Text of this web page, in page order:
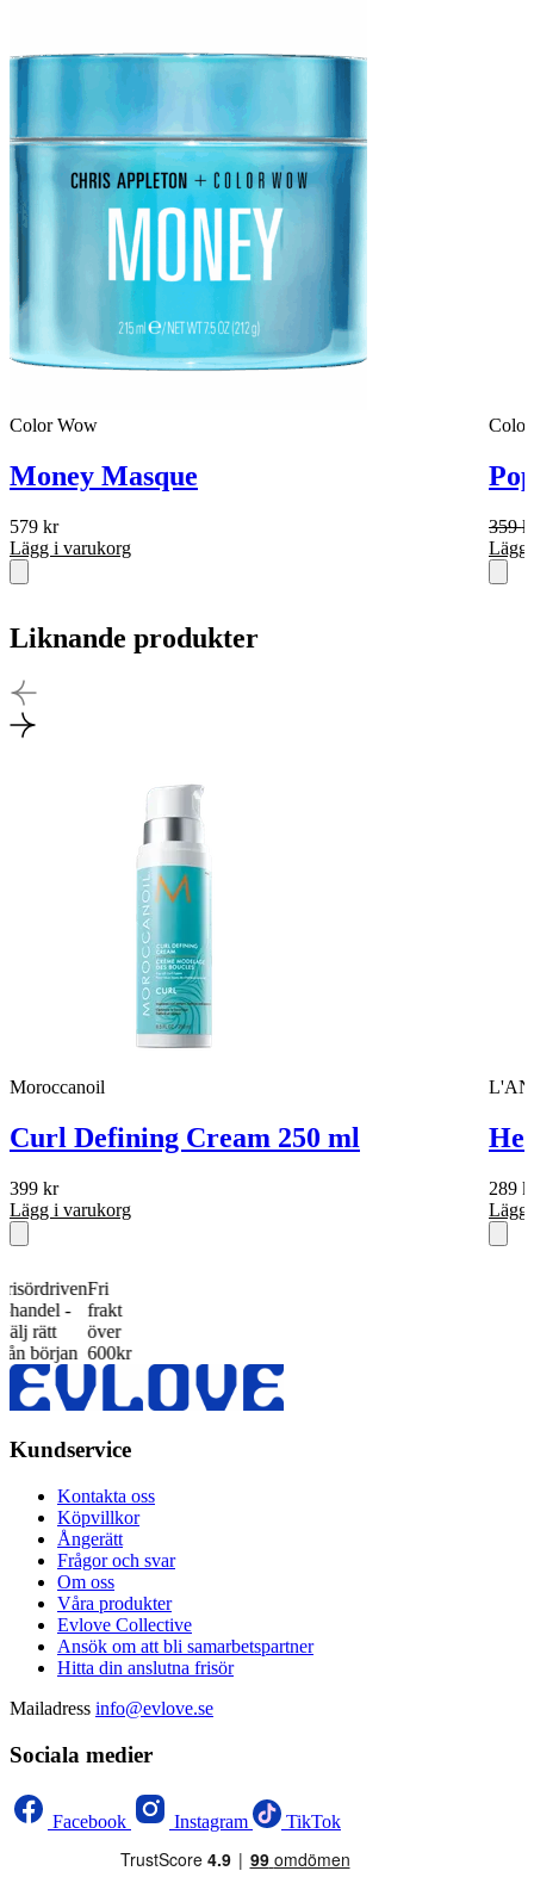
Color Wow
Money Masque
579 kr
Lägg i varukorg
359
Lägg
Liknande produkter
Moroccanoil
Curl Defining Cream 250 ml
399 kr
Lägg i varukorg
289
Lägg
-
Fri
frakt
över
600kr
Kundservice
Kontakta oss
Köpvillkor
Ångerätt
Frågor och svar
Om oss
Våra produkter
Evlove Collective
Ansök om att bli samarbetspartner
Hitta din anslutna frisör
Mailadress info@evlove.se
Sociala medier
Facebook Instagram TikTok